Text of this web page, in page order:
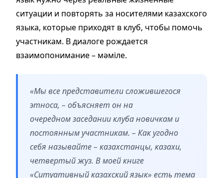
ситуации и повторять за носителями казахского
языка, которые приходят в клуб, чтобы помочь
участникам. В диалоге рождается
взаимопонимание – мәміле.
«Мы все представители сложившегося
этноса, – объясняет он на
очередном заседании клуба новичкам и
постоянным участникам. – Как угодно
себя называйте – казахстанцы, казахи,
четвертый жуз. В моей книге
«Ситуативный казахский язык» есть тема